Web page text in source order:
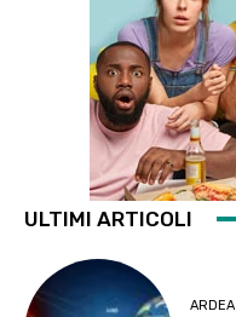
ULTIMI ARTICOLI
ARDEA